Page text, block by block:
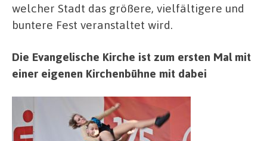
welcher Stadt das größere, vielfältigere und
buntere Fest veranstaltet wird.
Die Evangelische Kirche ist zum ersten Mal mit
einer eigenen Kirchenbühne mit dabei